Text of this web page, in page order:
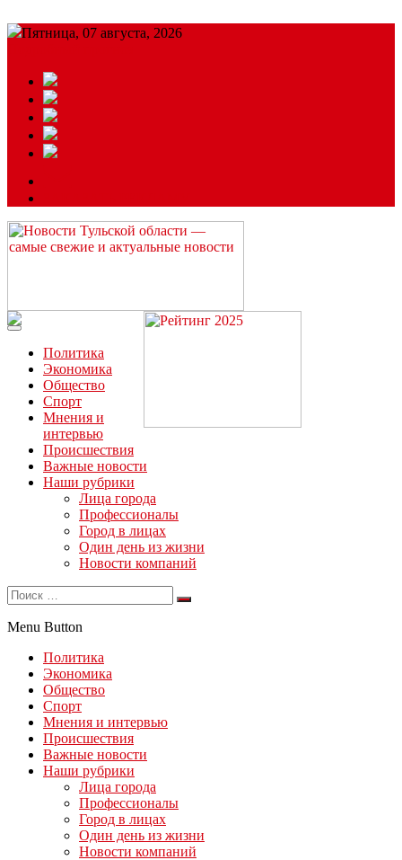
Пятница, 07 августа, 2026
Читайте последние новости дня в Тульской области на сайте
“ЗаНовомосковск”
Политика
Экономика
Общество
Спорт
Мнения и
интервью
Происшествия
Важные новости
Наши рубрики
Лица города
Профессионалы
Город в лицах
Один день из жизни
Новости компаний
Menu Button
Политика
Экономика
Общество
Спорт
Мнения и интервью
Происшествия
Важные новости
Наши рубрики
Лица города
Профессионалы
Город в лицах
Один день из жизни
Новости компаний